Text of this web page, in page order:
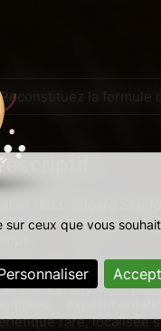
sur ceux que vous
Reconstituez la formule
1883. Edgard
le premier
réussite attire
Retenu
rare, localisée